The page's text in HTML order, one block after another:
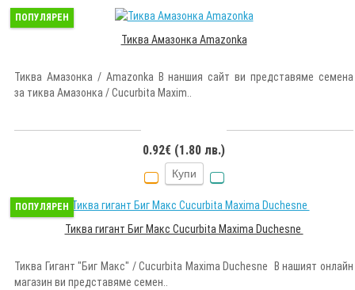
ПОПУЛЯРЕН
Тиква Амазонка Amazonka
Тиква Амазонка / Amazonka В наншия сайт ви представяме семена
за тиква Амазонка / Cucurbita Maxim..
0.92€ (1.80 лв.)
Купи
ПОПУЛЯРЕН
Тиква гигант Биг Макс Cucurbita Maxima Duchesne
Тиква Гигант "Биг Макс" / Cucurbita Maxima Duchesne В нашият онлайн
магазин ви представяме семен..